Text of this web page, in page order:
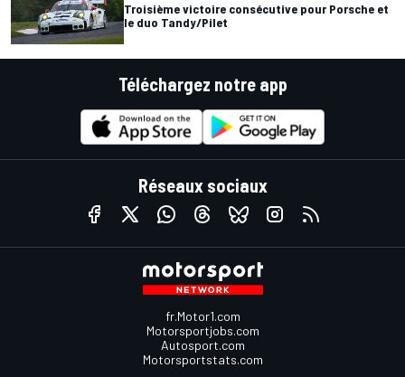
Troisième victoire consécutive pour Porsche et
le duo Tandy/Pilet
Téléchargez notre app
Réseaux sociaux
fr.Motor1.com
Motorsportjobs.com
Autosport.com
Motorsportstats.com